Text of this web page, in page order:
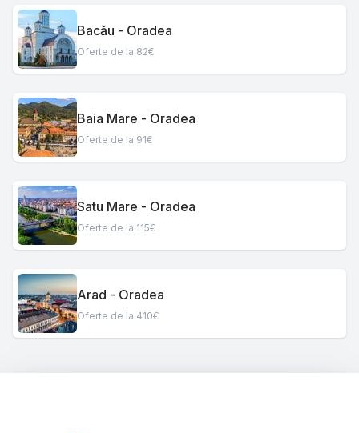
Bacău - Oradea
Oferte de la 82€
Baia Mare - Oradea
Oferte de la 91€
Satu Mare - Oradea
Oferte de la 115€
Arad - Oradea
Oferte de la 410€